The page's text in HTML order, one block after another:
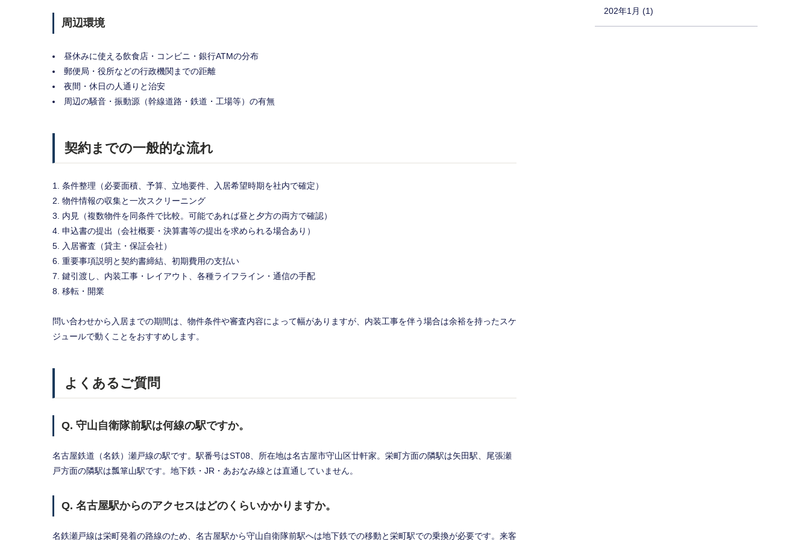
周辺環境
昼休みに使える飲食店・コンビニ・銀行ATMの分布
郵便局・役所などの行政機関までの距離
夜間・休日の人通りと治安
周辺の騒音・振動源（幹線道路・鉄道・工場等）の有無
契約までの一般的な流れ
条件整理（必要面積、予算、立地要件、入居希望時期を社内で確定）
物件情報の収集と一次スクリーニング
内見（複数物件を同条件で比較。可能であれば昼と夕方の両方で確認）
申込書の提出（会社概要・決算書等の提出を求められる場合あり）
入居審査（貸主・保証会社）
重要事項説明と契約書締結、初期費用の支払い
鍵引渡し、内装工事・レイアウト、各種ライフライン・通信の手配
移転・開業
問い合わせから入居までの期間は、物件条件や審査内容によって幅がありますが、内装工事を伴う場合は余裕を持ったスケ
ジュールで動くことをおすすめします。
よくあるご質問
Q. 守山自衛隊前駅は何線の駅ですか。
名古屋鉄道（名鉄）瀬戸線の駅です。駅番号はST08、所在地は名古屋市守山区廿軒家。栄町方面の隣駅は矢田駅、尾張瀬
戸方面の隣駅は瓢箪山駅です。地下鉄・JR・あおなみ線とは直通していません。
Q. 名古屋駅からのアクセスはどのくらいかかりますか。
名鉄瀬戸線は栄町発着の路線のため、名古屋駅から守山自衛隊前駅へは地下鉄での移動と栄町駅での乗換が必要です。来客
202年1月 (1)